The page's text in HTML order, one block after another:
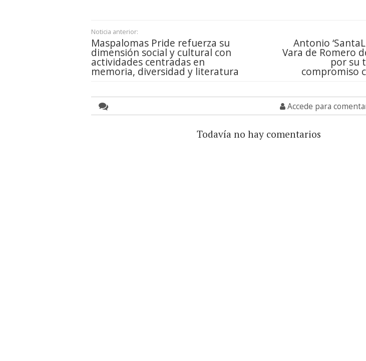
Noticia anterior:
Maspalomas Pride refuerza su
dimensión social y cultural con
actividades centradas en
memoria, diversidad y literatura
Antonio
Vara de Romero
por su
compromiso
Accede para
Todavía no hay comentarios